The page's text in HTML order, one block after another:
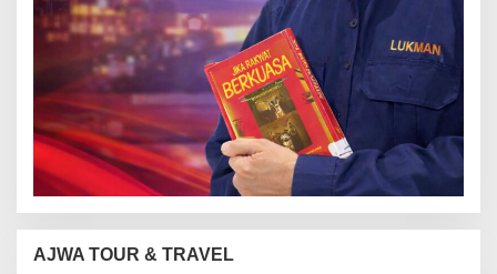
AJWA TOUR & TRAVEL